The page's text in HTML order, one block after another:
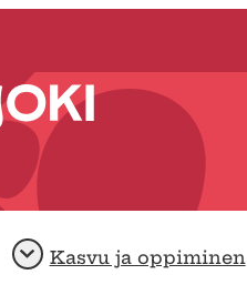
AvaaKasvu ja oppiminen